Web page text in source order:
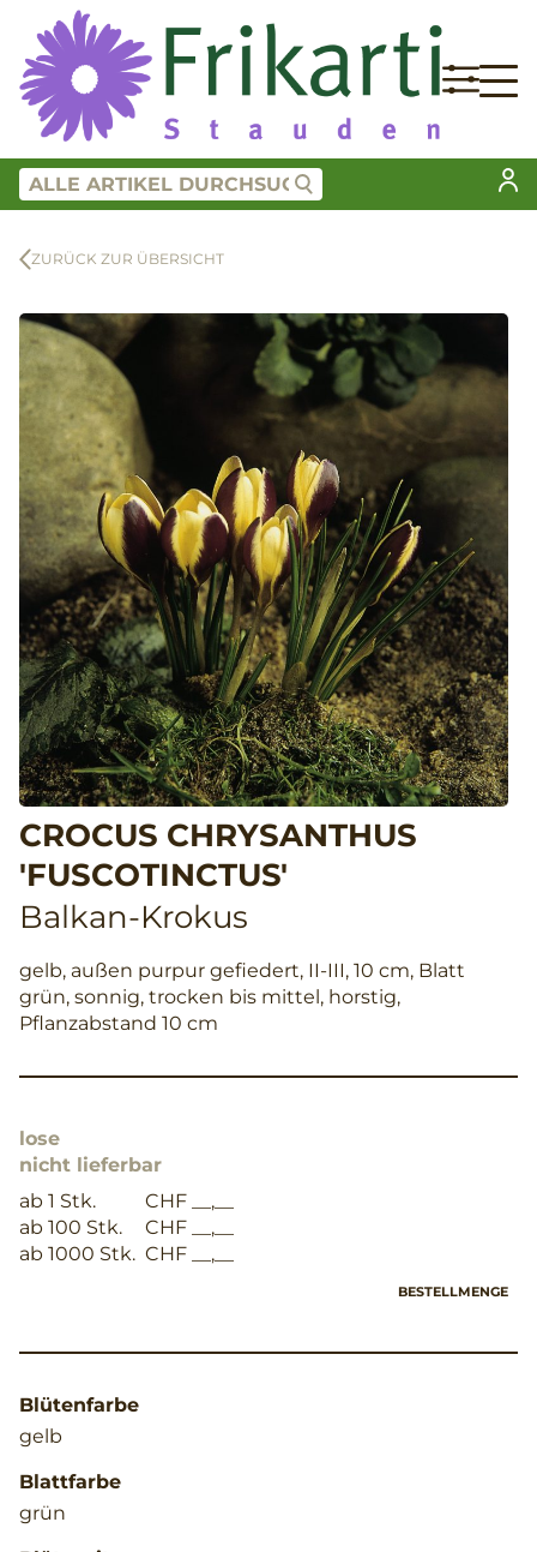
ZURÜCK ZUR ÜBERSICHT
CROCUS CHRYSANTHUS
'FUSCOTINCTUS'
Balkan-Krokus
gelb, außen purpur gefiedert, II-III, 10 cm, Blatt
grün, sonnig, trocken bis mittel, horstig,
Pflanzabstand 10 cm
lose
nicht lieferbar
ab 1 Stk.
CHF __,__
ab 100 Stk.
CHF __,__
ab 1000 Stk. CHF __,__
BESTELLMENGE
Blütenfarbe
gelb
Blattfarbe
grün